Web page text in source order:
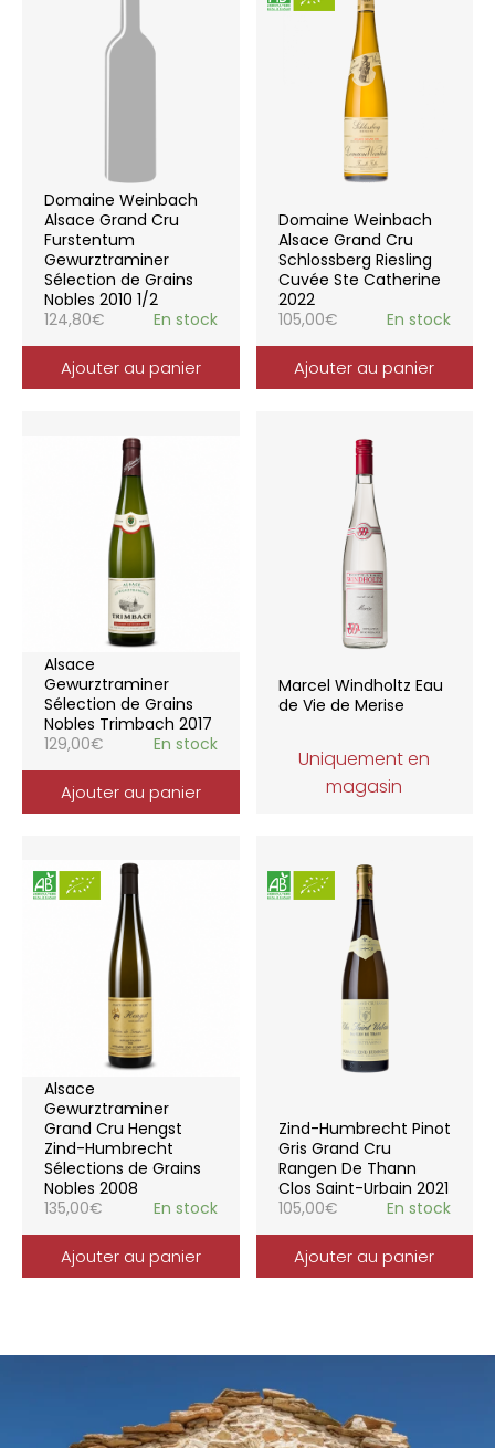
Domaine Weinbach
Alsace Grand Cru
Furstentum
Gewurztraminer
Sélection de Grains
Nobles 2010 1/2
124,80€ En stock
Ajouter au panier
Domaine Weinbach
Alsace Grand Cru
Schlossberg Riesling
Cuvée Ste Catherine
2022
105,00€ En stock
Ajouter au panier
Alsace
Gewurztraminer
Sélection de Grains
Nobles Trimbach 2017
129,00€ En stock
Ajouter au panier
Marcel Windholtz Eau
de Vie de Merise
Uniquement en
magasin
Alsace
Gewurztraminer
Grand Cru Hengst
Zind-Humbrecht
Sélections de Grains
Nobles 2008
135,00€ En stock
Ajouter au panier
Zind-Humbrecht Pinot
Gris Grand Cru
Rangen De Thann
Clos Saint-Urbain 2021
105,00€ En stock
Ajouter au panier